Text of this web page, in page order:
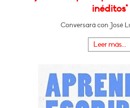
inéditos"
Conversará con José
Leer más...